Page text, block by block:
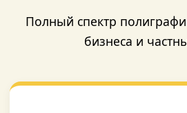
Полный спектр
бизнеса и